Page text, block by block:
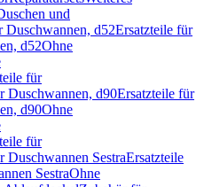
und
d52Ersatzteile für
d52Ohne
für
Duschwannen, d90Ersatzteile für
d90Ohne
für
SestraErsatzteile
SestraOhne